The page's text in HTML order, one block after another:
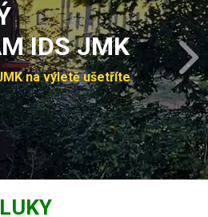
IDS JMK
na výletě ušetříte